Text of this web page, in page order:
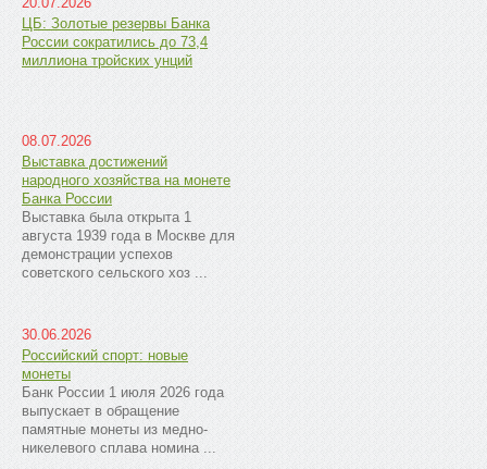
ЦБ: Золотые резервы Банка
России сократились до 73,4
миллиона тройских унций
08.07.2026
Выставка достижений
народного хозяйства на монете
Банка России
Выставка была открыта 1
августа 1939 года в Москве для
демонстрации успехов
советского сельского хоз ...
30.06.2026
Российский спорт: новые
монеты
Банк России 1 июля 2026 года
выпускает в обращение
памятные монеты из медно-
никелевого сплава номина ...